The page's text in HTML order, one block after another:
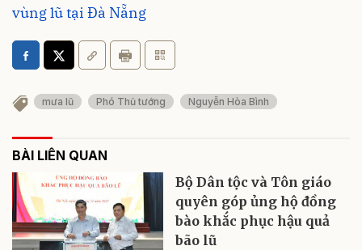
vùng lũ tại Đà Nẵng
mưa lũ Phó Thủ tướng Nguyễn Hòa Bình
BÀI LIÊN QUAN
Bộ Dân tộc và Tôn giáo
quyên góp ủng hộ đồng
bào khắc phục hậu quả
bão lũ